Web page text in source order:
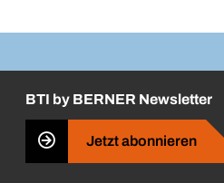
BTI by BERNER Newsletter
Jetzt abonnieren